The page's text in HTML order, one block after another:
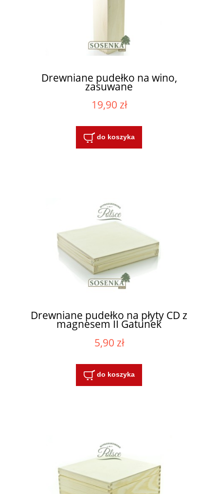
Drewniane pudełko na wino,
zasuwane
19,90 zł
do koszyka
Drewniane pudełko na płyty CD z
magnesem II Gatunek
5,90 zł
do koszyka